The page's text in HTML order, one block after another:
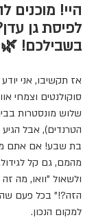
היי! מוכנים
לפיסת גן
בשבילכם! 🌿
אז תקשיבו, אני
סוקולנטים וצמחי
שלוש מונסטרות
הטרנדים), אבל
בת שבע! אם אתם
מהמם, גם קל
ולשאול "וואו, מה
הזה?!" בכל פעם
למקום הנכון.